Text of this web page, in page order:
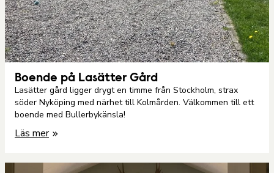
Boende på Lasätter Gård
Lasätter gård ligger drygt en timme från Stockholm, strax
söder Nyköping med närhet till Kolmården. Välkommen till ett
boende med Bullerbykänsla!
Läs mer